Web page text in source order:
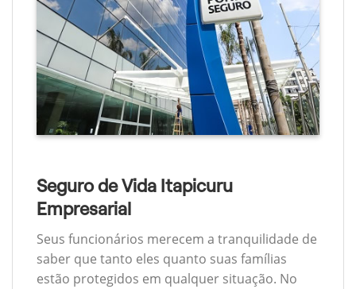
Seguro de Vida Itapicuru
Empresarial
Seus funcionários merecem a tranquilidade de
saber que tanto eles quanto suas famílias
estão protegidos em qualquer situação. No